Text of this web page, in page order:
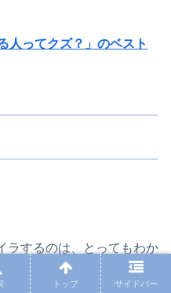
人ってクズ？」のベスト
ラするのは、とってもわか
トップ サイドバー